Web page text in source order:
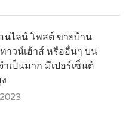
นไลน์ โพสต์ ขายบ้าน
าวน์เฮ้าส์ หรืออื่นๆ บน
ำเป็นมาก มีเปอร์เซ็นต์